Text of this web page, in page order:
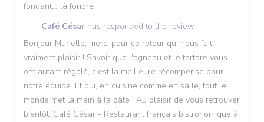
fondant......à fondre
Café César has responded to the review
Bonjour Murielle, merci pour ce retour qui nous fait
vraiment plaisir ! Savoir que l'agneau et le tartare vous
ont autant régalé, c'est la meilleure récompense pour
notre équipe. Et oui, en cuisine comme en salle, tout le
monde met la main à la pâte ! Au plaisir de vous retrouver
bientôt. Café César - Restaurant français bistronomique à